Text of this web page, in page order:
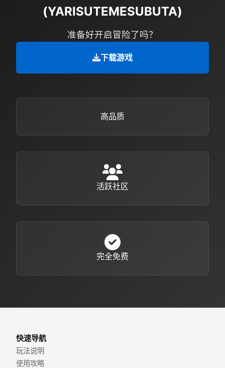
(YARISUTEMESUBUTA)
准备好开启冒险了吗？
下载游戏
高品质
活跃社区
完全免费
快速导航
玩法说明
使用攻略